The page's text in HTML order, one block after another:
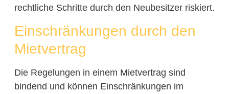
rechtliche Schritte durch den Neubesitzer riskiert.
Einschränkungen durch den
Mietvertrag
Die Regelungen in einem Mietvertrag sind
bindend und können Einschränkungen im